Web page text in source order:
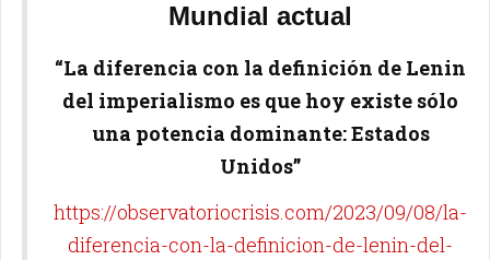
Mundial actual
“La diferencia con la definición de Lenin
del imperialismo es que hoy existe sólo
una potencia dominante: Estados
Unidos”
https://observatoriocrisis.com/2023/09/08/la-
diferencia-con-la-definicion-de-lenin-del-